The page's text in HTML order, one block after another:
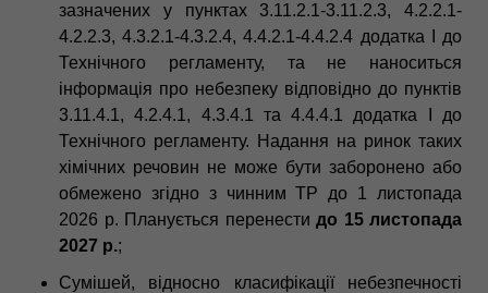
зазначених у пунктах 3.11.2.1-3.11.2.3, 4.2.2.1-
4.2.2.3, 4.3.2.1-4.3.2.4, 4.4.2.1-4.4.2.4 додатка І до
Технічного регламенту, та не наноситься
інформація про небезпеку відповідно до пунктів
3.11.4.1, 4.2.4.1, 4.3.4.1 та 4.4.4.1 додатка І до
Технічного регламенту. Надання на ринок таких
хімічних речовин не може бути заборонено або
обмежено згідно з чинним ТР до 1 листопада
2026 р. Планується перенести до 15 листопада
2027 р.;
Сумішей, відносно класифікації небезпечності